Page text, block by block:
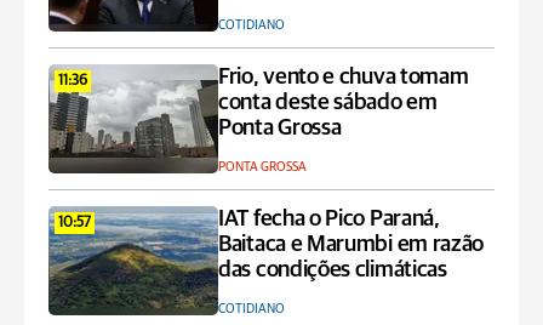
COTIDIANO
11:36
Frio, vento e chuva tomam
conta deste sábado em
Ponta Grossa
PONTA GROSSA
10:57
IAT fecha o Pico Paraná,
Baitaca e Marumbi em razão
das condições climáticas
COTIDIANO